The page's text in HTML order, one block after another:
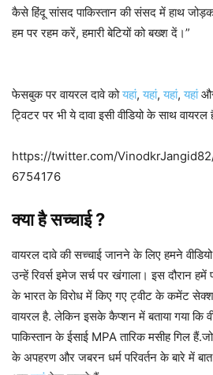
कैसे हिंदू सांसद पाकिस्तान की संसद में हाथ
हम पर रहम करें, हमारी बेटियों को बख्श दें।”
फेसबुक पर वायरल दावे कोयहां,यहां,यहां,यहां
ट्विटर पर भी ये दावा इसी वीडियो के साथ वायरल
https://twitter.com/
6754176
क्या है सच्चाई ?
वायरल दावे की सच्चाई जानने के लिए हमने
उन्हें रिवर्स इमेज सर्च पर खंगाला। इस दौरान
के भारत के विरोध में किए गए ट्वीट के कमेंट सेक्शन
वायरल है. लेकिन इसके कैप्शन में बताया गया कि
पाकिस्तान के ईसाई MPA तारिक मसीह गिल
के अपहरण और जबरन धर्म परिवर्तन के बारे में